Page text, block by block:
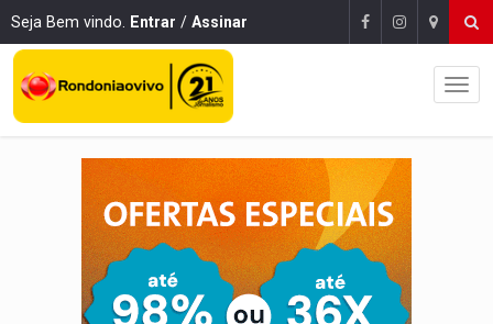
Seja Bem vindo. Entrar / Assinar